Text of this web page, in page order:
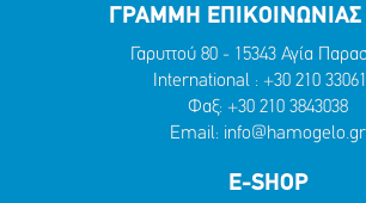
ΓΡΑΜΜΗ ΕΠΙΚΟΙΝΩΝΙΑΣ
Γαρυττού 80 - 15343 Αγία
International : +30 210
Φαξ: +30 210 3843038
Email: info@hamogelo.gr
E-SHOP